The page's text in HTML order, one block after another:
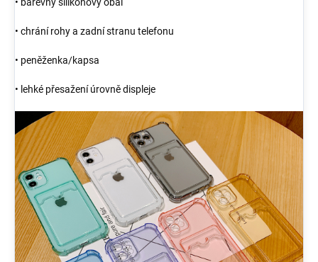
• chrání rohy a zadní stranu telefonu
• peněženka/kapsa
• lehké přesažení úrovně displeje